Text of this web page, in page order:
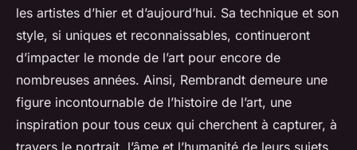
les artistes d’hier et d’aujourd’hui. Sa technique et son
style, si uniques et reconnaissables, continueront
d’impacter le monde de l’art pour encore de
nombreuses années. Ainsi, Rembrandt demeure une
figure incontournable de l’histoire de l’art, une
inspiration pour tous ceux qui cherchent à capturer, à